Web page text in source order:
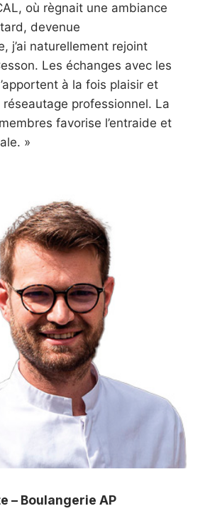
où règnait une ambiance
devenue
j’ai naturellement rejoint
Les échanges avec les
à la fois plaisir et
professionnel. La
favorise l’entraide et
»
– Boulangerie AP